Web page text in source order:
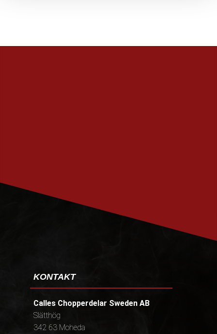
KONTAKT
Calles Chopperdelar Sweden AB
Slätthög
342 63 Moheda